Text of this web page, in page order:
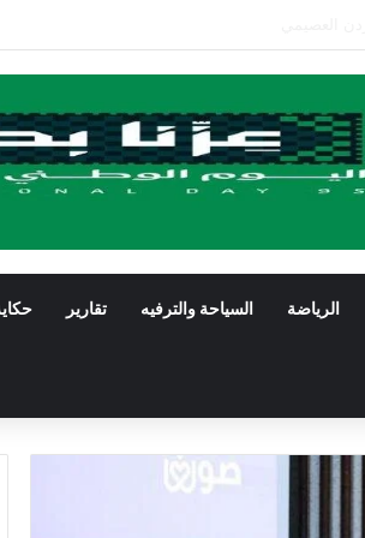
الرياضة السياحة والترفيه تقارير